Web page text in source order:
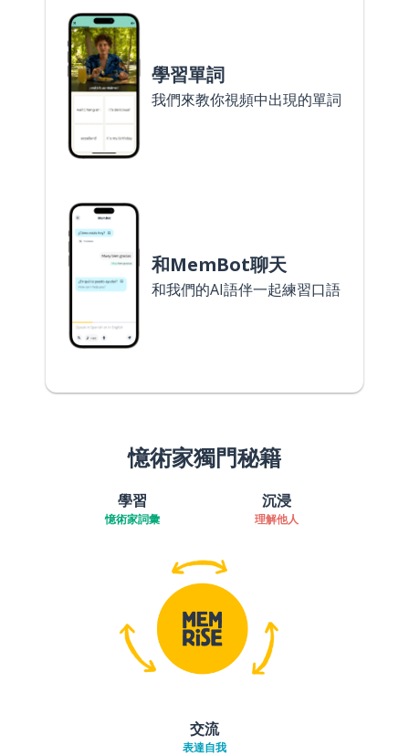
學習單詞
我們來教你視頻中出現的單詞
和MemBot聊天
和我們的AI語伴一起練習口語
憶術家獨門秘籍
學習
憶術家詞彙
沉浸
理解他人
交流
表達自我